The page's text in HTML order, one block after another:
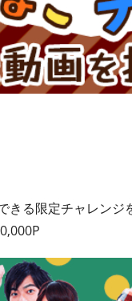
きる限定チャレンジ